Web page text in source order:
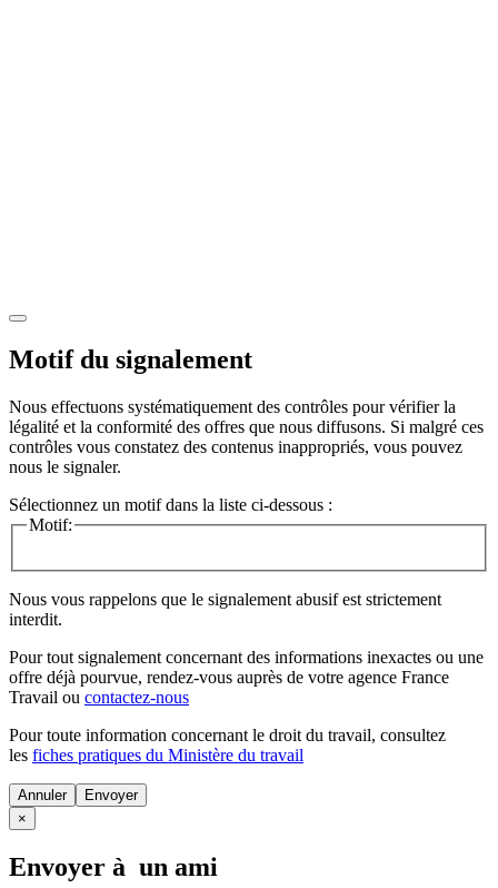
Motif du signalement
Nous effectuons systématiquement des contrôles pour vérifier la
légalité et la conformité des offres que nous diffusons. Si malgré ces
contrôles vous constatez des contenus inappropriés, vous pouvez
nous le signaler.
Sélectionnez un motif dans la liste ci-dessous :
Motif:
Nous vous rappelons que le signalement abusif est strictement
interdit.
Pour tout signalement concernant des informations inexactes ou une
offre déjà pourvue, rendez-vous auprès de votre agence France
Travail ou contactez-nous
Pour toute information concernant le droit du travail, consultez
les fiches pratiques du Ministère du travail
Annuler
×
Envoyer à un ami